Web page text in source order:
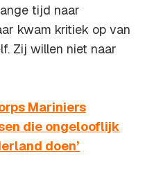
tijd naar
kwam kritiek op van
Zij willen niet naar
Mariniers
die ongelooflijk
doen’